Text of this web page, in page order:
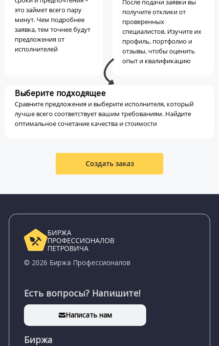
это займет всего пару
минут. Чем подробнее
заявка, тем точнее будут
предложения от
исполнителей
После подачи заявки вы
получите отклики от
проверенных
специалистов. Изучите их
профиль, портфолио и
отзывы, чтобы оценить
опыт и квалификацию
Выберите подходящее
Сравните предложения и выберите исполнителя, который
лучше всего соответствует вашим требованиям. Найдите
оптимальное сочетание качества и стоимости
Создать заказ
БИРЖА
ПРОФЕССИОНАЛОВ
ПЕТРОВИЧА
© 2026 Биржа Профессионалов
Есть вопросы? Напишите!
Написать нам
Биржа